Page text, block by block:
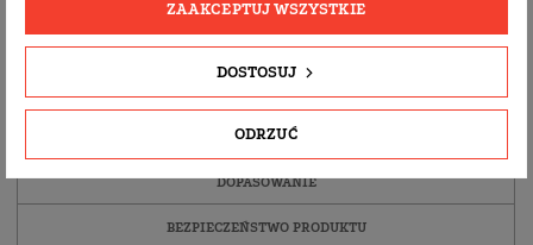
OPIS
DOPASOWANIE
BEZPIECZEŃSTWO PRODUKTU
ODRZUĆ
DOSTOSUJ
ZAAKCEPTUJ WSZYSTKIE